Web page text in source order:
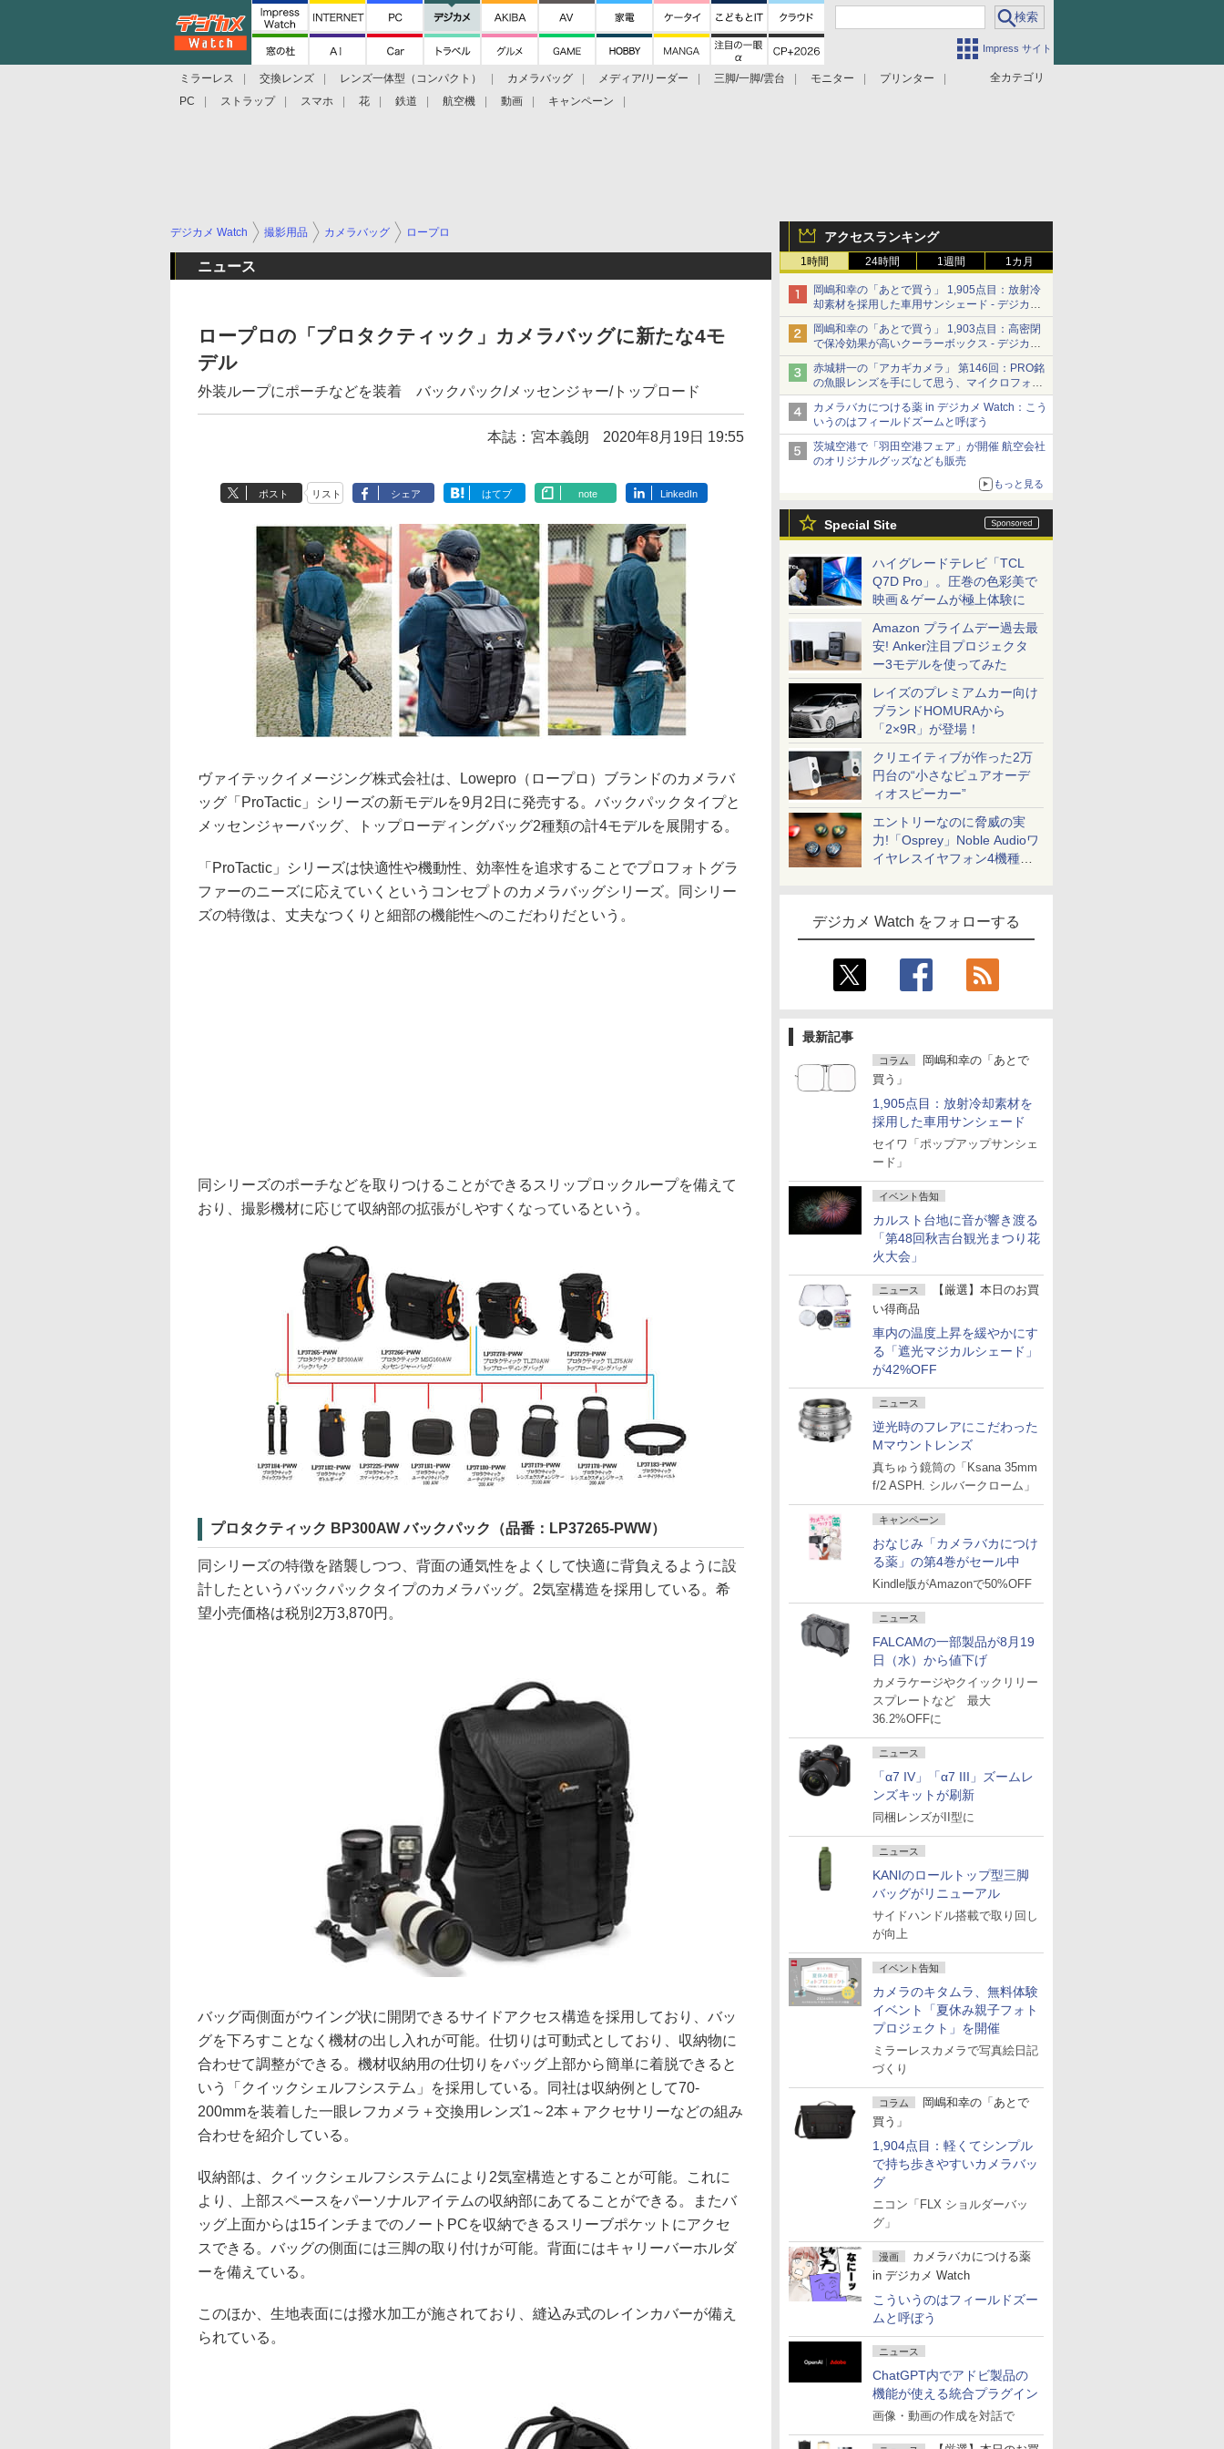
Impress サイト
全カテゴリ
ミラーレス 交換レンズ レンズ一体型（コンパクト） カメラバッグ メディア/リーダー 三脚/一脚/雲台 モニター
プリンター
PC
ストラップ スマホ 花 鉄道 航空機 動画 キャンペーン
アクセスランキング
1時間 24時間 1週間 1カ月
岡嶋和幸の「あとで買う」 1,905点目：放射冷
却素材を採用した車用サンシェード - デジカメ
Watch
岡嶋和幸の「あとで買う」 1,903点目：高密閉
で保冷効果が高いクーラーボックス - デジカメ
Watch
赤城耕一の「アカギカメラ」 第146回：PRO銘
の魚眼レンズを手にして思う、マイクロフォー
サーズへの期待と可能性
カメラバカにつける薬 in デジカメ Watch：こう
いうのはフィールドズームと呼ぼう
茨城空港で「羽田空港フェア」が開催 航空会社
のオリジナルグッズなども販売
もっと見る
Special Site
ハイグレードテレビ「TCL
Q7D Pro」。圧巻の色彩美で
映画＆ゲームが極上体験に
Amazon プライムデー過去最
安! Anker注目プロジェクタ
ー3モデルを使ってみた
レイズのプレミアムカー向け
ブランドHOMURAから
「2×9R」が登場！
クリエイティブが作った2万
円台の“小さなピュアオーデ
ィオスピーカー”
エントリーなのに脅威の実
力!「Osprey」Noble Audioワ
イヤレスイヤフォン4機種を
デジカメ Watch をフォローする
最新記事
コラム
岡嶋和幸の「あとで
買う」
1,905点目：放射冷却素材を
採用した車用サンシェード
セイワ「ポップアップサンシェ
ード」
イベント告知
カルスト台地に音が響き渡る
「第48回秋吉台観光まつり花
火大会」
ニュース
【厳選】本日のお買
い得商品
車内の温度上昇を緩やかにす
る「遮光マジカルシェード」
が42%OFF
ニュース
逆光時のフレアにこだわった
Mマウントレンズ
真ちゅう鏡筒の「Ksana 35mm
f/2 ASPH. シルバークローム」
キャンペーン
おなじみ「カメラバカにつけ
る薬」の第4巻がセール中
Kindle版がAmazonで50%OFF
ニュース
FALCAMの一部製品が8月19
日（水）から値下げ
カメラケージやクイックリリー
スプレートなど 最大
36.2%OFFに
ニュース
「α7 IV」「α7 III」ズームレ
ンズキットが刷新
同梱レンズがII型に
ニュース
KANIのロールトップ型三脚
バッグがリニューアル
サイドハンドル搭載で取り回し
が向上
イベント告知
カメラのキタムラ、無料体験
イベント「夏休み親子フォト
プロジェクト」を開催
ミラーレスカメラで写真絵日記
づくり
コラム
岡嶋和幸の「あとで
買う」
1,904点目：軽くてシンプル
で持ち歩きやすいカメラバッ
グ
ニコン「FLX ショルダーバッ
グ」
漫画
カメラバカにつける薬
in デジカメ Watch
こういうのはフィールドズー
ムと呼ぼう
ニュース
ChatGPT内でアドビ製品の
機能が使える統合プラグイン
画像・動画の作成を対話で
デジカメ Watch 撮影用品 カメラバッグ ロープロ
ニュース
ロープロの「プロタクティック」カメラバッグに新たな4モ
デル
外装ループにポーチなどを装着 バックパック/メッセンジャー/トップロード
本誌：宮本義朗 2020年8月19日 19:55
ポスト リスト シェア はてブ note LinkedIn
ヴァイテックイメージング株式会社は、Lowepro（ロープロ）ブランドのカメラバ
ッグ「ProTactic」シリーズの新モデルを9月2日に発売する。バックパックタイプと
メッセンジャーバッグ、トップローディングバッグ2種類の計4モデルを展開する。
「ProTactic」シリーズは快適性や機動性、効率性を追求することでプロフォトグラ
ファーのニーズに応えていくというコンセプトのカメラバッグシリーズ。同シリー
ズの特徴は、丈夫なつくりと細部の機能性へのこだわりだという。
同シリーズのポーチなどを取りつけることができるスリップロックループを備えて
おり、撮影機材に応じて収納部の拡張がしやすくなっているという。
プロタクティック BP300AW バックパック（品番：LP37265-PWW）
同シリーズの特徴を踏襲しつつ、背面の通気性をよくして快適に背負えるように設
計したというバックパックタイプのカメラバッグ。2気室構造を採用している。希
望小売価格は税別2万3,870円。
バッグ両側面がウイング状に開閉できるサイドアクセス構造を採用しており、バッ
グを下ろすことなく機材の出し入れが可能。仕切りは可動式としており、収納物に
合わせて調整ができる。機材収納用の仕切りをバッグ上部から簡単に着脱できると
いう「クイックシェルフシステム」を採用している。同社は収納例として70-
200mmを装着した一眼レフカメラ＋交換用レンズ1～2本＋アクセサリーなどの組み
合わせを紹介している。
収納部は、クイックシェルフシステムにより2気室構造とすることが可能。これに
より、上部スペースをパーソナルアイテムの収納部にあてることができる。またバ
ッグ上面からは15インチまでのノートPCを収納できるスリーブポケットにアクセ
スできる。バッグの側面には三脚の取り付けが可能。背面にはキャリーバーホルダ
ーを備えている。
このほか、生地表面には撥水加工が施されており、縫込み式のレインカバーが備え
られている。